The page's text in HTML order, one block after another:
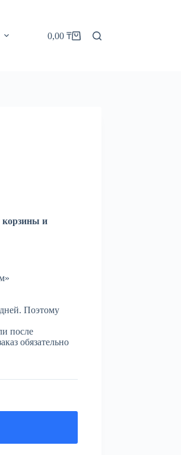
Корзина
0,00 ₸
корзины и
Поэтому
после
обязательно